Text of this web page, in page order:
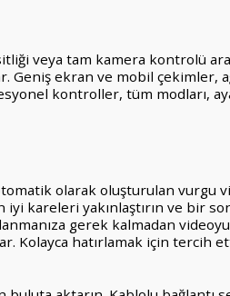
veya tam kamera kontrolü
Geniş ekran ve mobil çekimler,
kontroller, tüm modları,
olarak oluşturulan vurgu
kareleri yakınlaştırın ve bir
gerek kalmadan
hatırlamak için tercih